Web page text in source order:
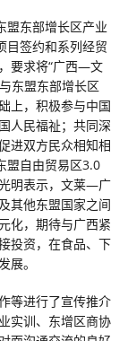
东部增长区产业
目签约和系列经贸
要求将“广西—文
东盟东部增长区
上，积极参与中国
人民福祉；共同深
进双方民众相知相
盟自由贸易区3.0
明表示，文莱—广
其他东盟国家之间
化，期待与广西紧
投资，在食品、下
展。
等进行了宣传推介
实训、东增区商协